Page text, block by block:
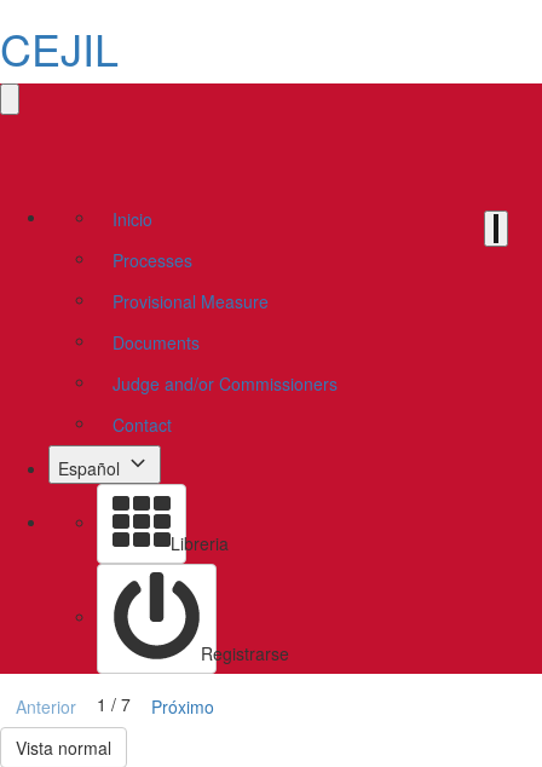
CEJIL
Inicio
Processes
Provisional Measure
Documents
Judge and/or Commissioners
Contact
Español
Libreria
Registrarse
Anterior 1 / 7
Próximo
Vista normal